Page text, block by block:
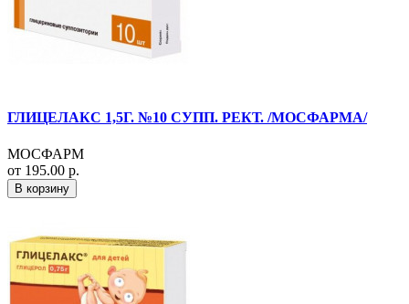
ГЛИЦЕЛАКС 1,5Г. №10 СУПП. РЕКТ. /МОСФАРМА/
МОСФАРМ
от 195.00 р.
В корзину